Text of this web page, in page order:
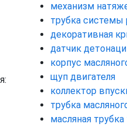
механизм
трубка системы
декоративная
датчик
корпус
щуп двигателя
коллектор
трубка
масляная